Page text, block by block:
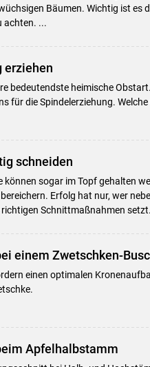
Bäumen. Wichtig ist es
achten. ...
erziehen
bedeutendste heimische
für die Spindelerziehung.
schneiden
sogar im Topf gehalten
Erfolg hat nur, wer
Schnittmaßnahmen
einem Zwetschken-
einen optimalen
Apfelhalbstamm